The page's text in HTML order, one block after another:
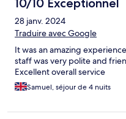
10/10 Exceptionnel
28 janv. 2024
Traduire avec Google
It was an amazing
staff was very polite and
Excellent overall service
Samuel, séjour de 4 nuits